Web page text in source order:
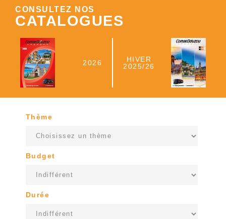
CONSULTEZ NOS
CATALOGUES
2026
HIVER
2025/26
Thème
Budget
Durée